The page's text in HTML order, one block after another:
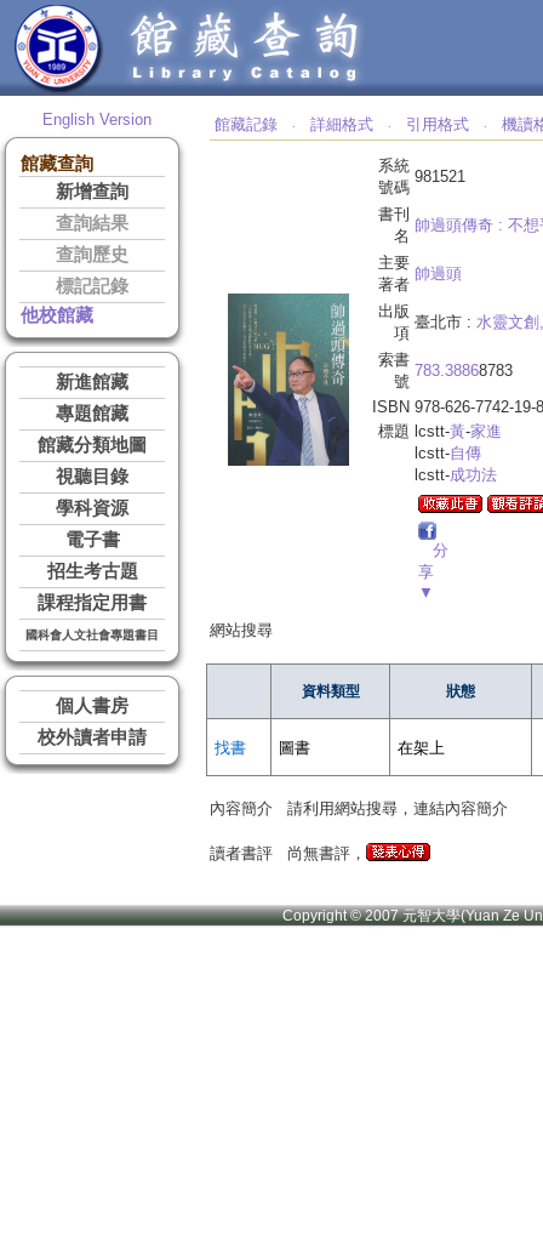
English Version
館藏查詢
新增查詢
查詢結果
查詢歷史
標記記錄
他校館藏
新進館藏
專題館藏
館藏分類地圖
視聽目錄
學科資源
電子書
招生考古題
課程指定用書
國科會人文社會專題書目
個人書房
校外讀者申請
館藏記錄 ‧ 詳細格式 ‧ 引用格式 ‧ 機讀
系統
號碼
981521
書刊
名
帥過頭傳奇 : 不想
主要
著者
帥過頭
出版
項
臺北市 : 水靈文創,
索書
號
783.38868783
ISBN 978-626-7742-19-8
標題 lcstt-黃-家進
lcstt-自傳
lcstt-成功法
分
享
▼
網站搜尋
資料類型 狀態
找書 圖書 在架上
內容簡介 請利用網站搜尋，連結內容簡介
讀者書評 尚無書評，
Copyright © 2007 元智大學(Yuan Ze